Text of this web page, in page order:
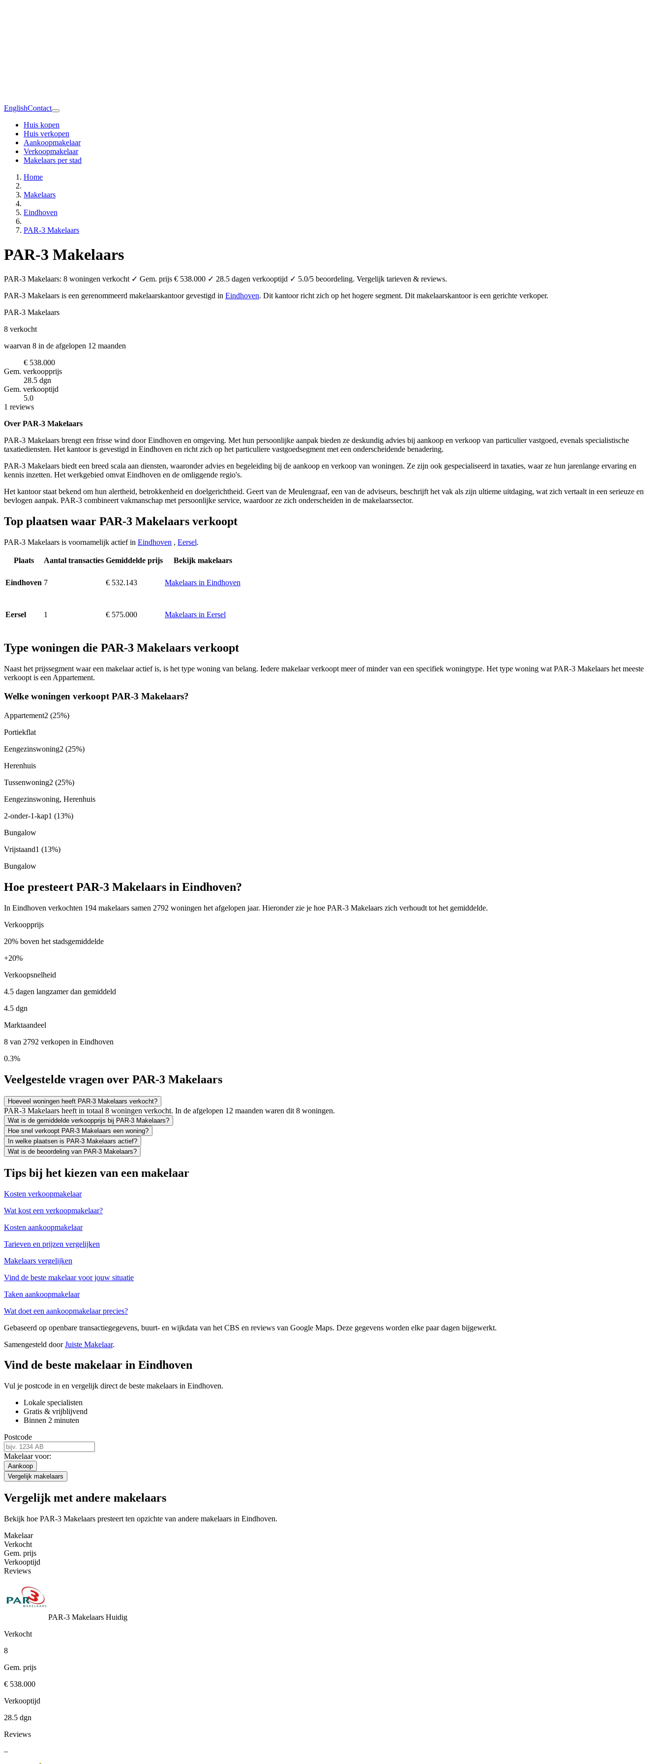
EnglishContact
Huis kopen
Huis verkopen
Aankoopmakelaar
Verkoopmakelaar
Makelaars per stad
Home
Makelaars
Eindhoven
PAR-3 Makelaars
PAR-3 Makelaars
PAR-3 Makelaars: 8 woningen verkocht ✓ Gem. prijs € 538.000 ✓ 28.5 dagen verkooptijd ✓ 5.0/5 beoordeling. Vergelijk tarieven & reviews.
PAR-3 Makelaars is een gerenommeerd makelaarskantoor gevestigd in Eindhoven. Dit kantoor richt zich op het hogere segment. Dit makelaarskantoor is een gerichte verkoper.
PAR-3 Makelaars
8 verkocht
waarvan 8 in de afgelopen 12 maanden
€ 538.000
Gem. verkoopprijs
28.5 dgn
Gem. verkooptijd
5.0
1 reviews
Over PAR-3 Makelaars
PAR-3 Makelaars brengt een frisse wind door Eindhoven en omgeving. Met hun persoonlijke aanpak bieden ze deskundig advies bij aankoop en verkoop van particulier vastgoed, evenals specialistische
taxatiediensten. Het kantoor is gevestigd in Eindhoven en richt zich op het particuliere vastgoedsegment met een onderscheidende benadering.
PAR-3 Makelaars biedt een breed scala aan diensten, waaronder advies en begeleiding bij de aankoop en verkoop van woningen. Ze zijn ook gespecialiseerd in taxaties, waar ze hun jarenlange ervaring en
kennis inzetten. Het werkgebied omvat Eindhoven en de omliggende regio's.
Het kantoor staat bekend om hun alertheid, betrokkenheid en doelgerichtheid. Geert van de Meulengraaf, een van de adviseurs, beschrijft het vak als zijn ultieme uitdaging, wat zich vertaalt in een serieuze en
bevlogen aanpak. PAR-3 combineert vakmanschap met persoonlijke service, waardoor ze zich onderscheiden in de makelaarssector.
Top plaatsen waar PAR-3 Makelaars verkoopt
PAR-3 Makelaars is voornamelijk actief in Eindhoven , Eersel.
Plaats Aantal transacties Gemiddelde prijs Bekijk makelaars
Eindhoven 7 € 532.143 Makelaars in Eindhoven
Eersel 1 € 575.000 Makelaars in Eersel
Type woningen die PAR-3 Makelaars verkoopt
Naast het prijssegment waar een makelaar actief is, is het type woning van belang. Iedere makelaar verkoopt meer of minder van een specifiek woningtype. Het type woning wat PAR-3 Makelaars het meeste
verkoopt is een Appartement.
Welke woningen verkoopt PAR-3 Makelaars?
Appartement2 (25%)
Portiekflat
Eengezinswoning2 (25%)
Herenhuis
Tussenwoning2 (25%)
Eengezinswoning, Herenhuis
2-onder-1-kap1 (13%)
Bungalow
Vrijstaand1 (13%)
Bungalow
Hoe presteert PAR-3 Makelaars in Eindhoven?
In Eindhoven verkochten 194 makelaars samen 2792 woningen het afgelopen jaar. Hieronder zie je hoe PAR-3 Makelaars zich verhoudt tot het gemiddelde.
Verkoopprijs
20% boven het stadsgemiddelde
+20%
Verkoopsnelheid
4.5 dagen langzamer dan gemiddeld
4.5 dgn
Marktaandeel
8 van 2792 verkopen in Eindhoven
0.3%
Veelgestelde vragen over PAR-3 Makelaars
Hoeveel woningen heeft PAR-3 Makelaars verkocht?
PAR-3 Makelaars heeft in totaal 8 woningen verkocht. In de afgelopen 12 maanden waren dit 8 woningen.
Wat is de gemiddelde verkoopprijs bij PAR-3 Makelaars?
Hoe snel verkoopt PAR-3 Makelaars een woning?
In welke plaatsen is PAR-3 Makelaars actief?
Wat is de beoordeling van PAR-3 Makelaars?
Tips bij het kiezen van een makelaar
Kosten verkoopmakelaar
Wat kost een verkoopmakelaar?
Kosten aankoopmakelaar
Tarieven en prijzen vergelijken
Makelaars vergelijken
Vind de beste makelaar voor jouw situatie
Taken aankoopmakelaar
Wat doet een aankoopmakelaar precies?
Gebaseerd op openbare transactiegegevens, buurt- en wijkdata van het CBS en reviews van Google Maps. Deze gegevens worden elke paar dagen bijgewerkt.
Samengesteld doorJuiste Makelaar.
Vind de beste makelaar in Eindhoven
Vul je postcode in en vergelijk direct de beste makelaars in Eindhoven.
Lokale specialisten
Gratis & vrijblijvend
Binnen 2 minuten
Postcode
Makelaar voor:
Aankoop
Vergelijk makelaars
Vergelijk met andere makelaars
Bekijk hoe PAR-3 Makelaars presteert ten opzichte van andere makelaars in Eindhoven.
Makelaar
Verkocht
Gem. prijs
Verkooptijd
Reviews
PAR-3 Makelaars Huidig
Verkocht
8
Gem. prijs
€ 538.000
Verkooptijd
28.5 dgn
Reviews
–